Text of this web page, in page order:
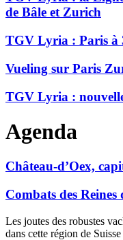
de Bâle et Zurich
TGV Lyria : Paris à
Vueling sur Paris
TGV Lyria :
Agenda
Château-d’Oex,
Combats des Reines
Les joutes des robustes
dans cette région de Suisse